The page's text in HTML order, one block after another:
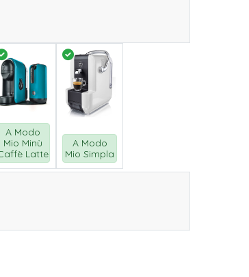
A Modo
Mio Minù
Latte
A Modo
Mio Simpla